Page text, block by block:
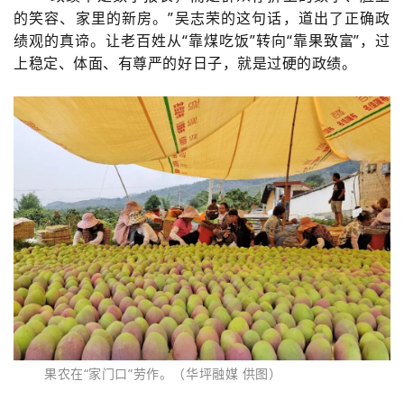
的笑容、家里的新房。”吴志荣的这句话，道出了正确政
绩观的真谛。让老百姓从“靠煤吃饭”转向“靠果致富”，过
上稳定、体面、有尊严的好日子，就是过硬的政绩。
果农在“家门口”劳作。（华坪融媒 供图）